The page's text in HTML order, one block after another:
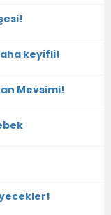
keyifli!
Mevsimi!